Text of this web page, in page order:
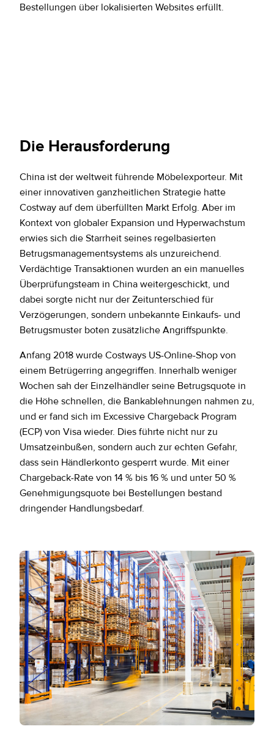
Bestellungen über lokalisierten Websites erfüllt.
Die Herausforderung
China ist der weltweit führende Möbelexporteur. Mit
einer innovativen ganzheitlichen Strategie hatte
Costway auf dem überfüllten Markt Erfolg. Aber im
Kontext von globaler Expansion und Hyperwachstum
erwies sich die Starrheit seines regelbasierten
Betrugsmanagementsystems als unzureichend.
Verdächtige Transaktionen wurden an ein manuelles
Überprüfungsteam in China weitergeschickt, und
dabei sorgte nicht nur der Zeitunterschied für
Verzögerungen, sondern unbekannte Einkaufs- und
Betrugsmuster boten zusätzliche Angriffspunkte.
Anfang 2018 wurde Costways US-Online-Shop von
einem Betrügerring angegriffen. Innerhalb weniger
Wochen sah der Einzelhändler seine Betrugsquote in
die Höhe schnellen, die Bankablehnungen nahmen zu,
und er fand sich im Excessive Chargeback Program
(ECP) von Visa wieder. Dies führte nicht nur zu
Umsatzeinbußen, sondern auch zur echten Gefahr,
dass sein Händlerkonto gesperrt wurde. Mit einer
Chargeback-Rate von 14 % bis 16 % und unter 50 %
Genehmigungsquote bei Bestellungen bestand
dringender Handlungsbedarf.